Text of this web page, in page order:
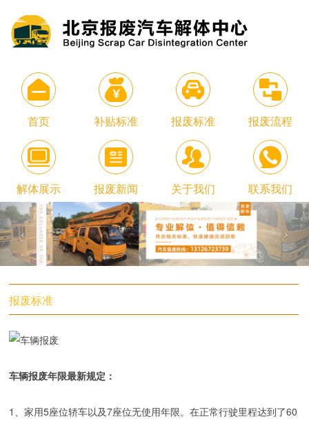
首页 补贴标准 报废标准 报废流程
解体展示 报废新闻 关于我们 联系我们
报废标准
车辆报废年限最新规定：
1、家用5座位轿车以及7座位无使用年限。在正常行驶里程达到了60